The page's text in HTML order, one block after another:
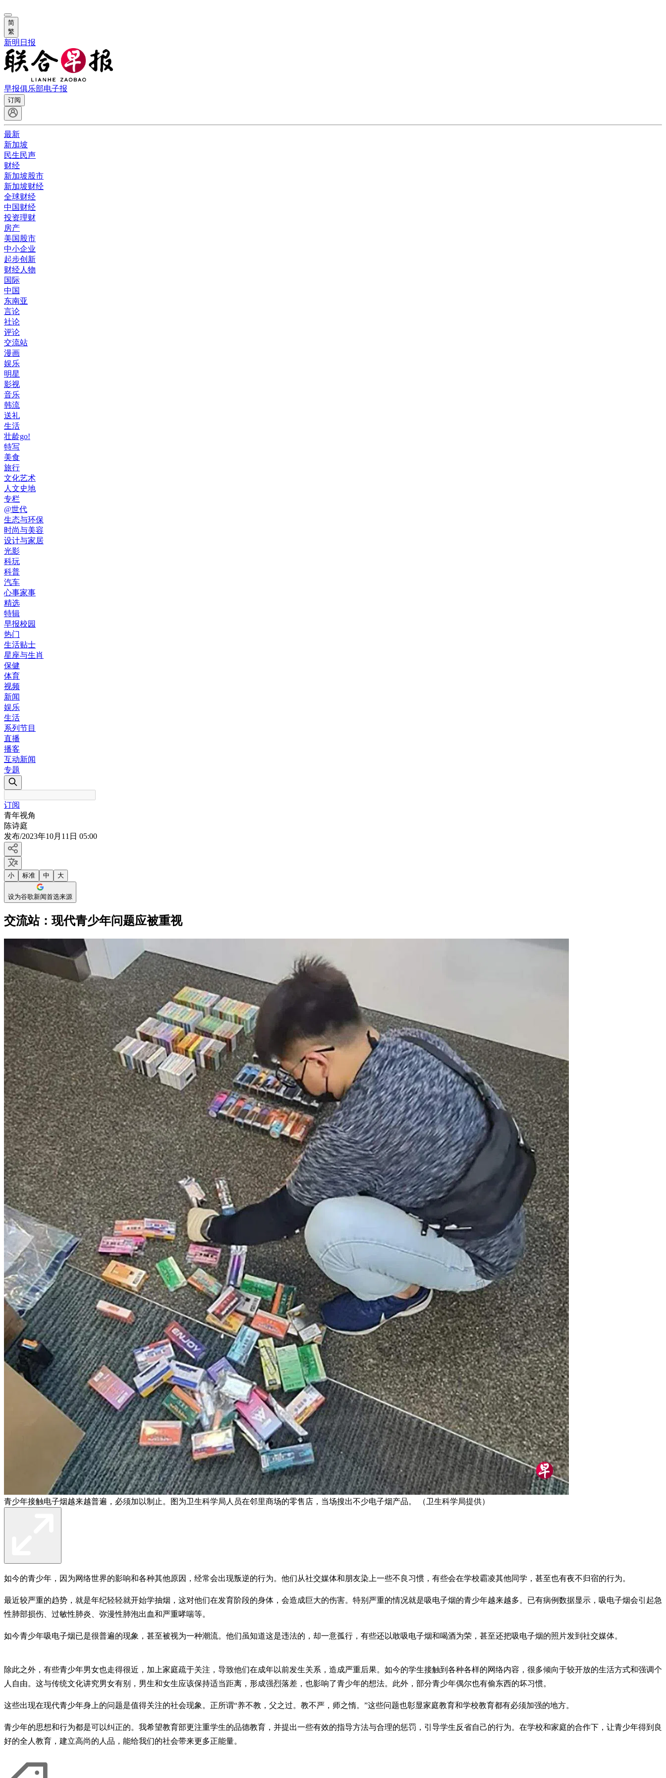
简
繁
新明日报
早报俱乐部电子报
订阅
最新
新加坡
民生民声
财经
新加坡股市
新加坡财经
全球财经
中国财经
投资理财
房产
美国股市
中小企业
起步创新
财经人物
国际
中国
东南亚
言论
社论
评论
交流站
漫画
娱乐
明星
影视
音乐
韩流
送礼
生活
壮龄go!
特写
美食
旅行
文化艺术
人文史地
专栏
@世代
生态与环保
时尚与美容
设计与家居
光影
科玩
科普
汽车
心事家事
精选
特辑
早报校园
热门
生活贴士
星座与生肖
保健
体育
视频
新闻
娱乐
生活
系列节目
直播
播客
互动新闻
专题
订阅
青年视角
陈诗庭
发布/2023年10月11日 05:00
小 标准 中 大
设为谷歌新闻首选来源
交流站：现代青少年问题应被重视
青少年接触电子烟越来越普遍，必须加以制止。图为卫生科学局人员在邻里商场的零售店，当场搜出不少电子烟产品。 （卫生科学局提供）
如今的青少年，因为网络世界的影响和各种其他原因，经常会出现叛逆的行为。他们从社交媒体和朋友染上一些不良习惯，有些会在学校霸凌其他同学，甚至也有夜不归宿的行为。
最近较严重的趋势，就是年纪轻轻就开始学抽烟，这对他们在发育阶段的身体，会造成巨大的伤害。特别严重的情况就是吸电子烟的青少年越来越多。已有病例数据显示，吸电子烟会引起急
性肺部损伤、过敏性肺炎、弥漫性肺泡出血和严重哮喘等。
如今青少年吸电子烟已是很普遍的现象，甚至被视为一种潮流。他们虽知道这是违法的，却一意孤行，有些还以敢吸电子烟和喝酒为荣，甚至还把吸电子烟的照片发到社交媒体。
除此之外，有些青少年男女也走得很近，加上家庭疏于关注，导致他们在成年以前发生关系，造成严重后果。如今的学生接触到各种各样的网络内容，很多倾向于较开放的生活方式和强调个
人自由。这与传统文化讲究男女有别，男生和女生应该保持适当距离，形成强烈落差，也影响了青少年的想法。此外，部分青少年偶尔也有偷东西的坏习惯。
这些出现在现代青少年身上的问题是值得关注的社会现象。正所谓“养不教，父之过。教不严，师之惰。”这些问题也彰显家庭教育和学校教育都有必须加强的地方。
青少年的思想和行为都是可以纠正的。我希望教育部更注重学生的品德教育，并提出一些有效的指导方法与合理的惩罚，引导学生反省自己的行为。在学校和家庭的合作下，让青少年得到良
好的全人教育，建立高尚的人品，能给我们的社会带来更多正能量。